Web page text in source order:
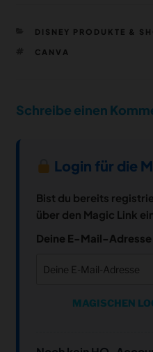
KATEGORIEN
DISNEY PRODUKTE &
SCHLAGWÖRTER
CANVA
Schreibe einen
Login für die
Bist du bereits
über den Magic Link
Deine E-Mail-Adresse
MAGISCHEN